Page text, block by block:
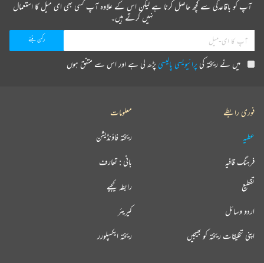
آپ کو باقاعدگی سے کچھ حاصل کرنا ہے لیکن اس کے علاوہ آپ کسی بھی ای میل کا استعمال
نہیں کرتے ہیں۔
میں نے ریختہ کیپرائیویسی پالیسیپڑھ لی ہے اور اس سے متفق ہوں
فوری رابطے
عطیہ
فرہنگ قافیہ
تقطیع
اردو وسائل
اپنی تخلیقات ریختہ کو بھیجیں
معلومات
ریختہ فاؤنڈیشن
بانی : تعارف
رابطہ کیجیے
کیریئر
ریختہ ایکسپلورر